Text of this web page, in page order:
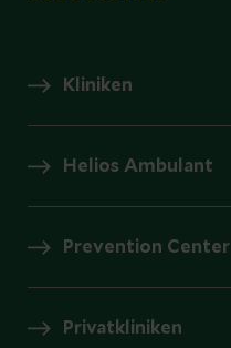
Kliniken
Helios Ambulant
Prevention Center
Privatkliniken